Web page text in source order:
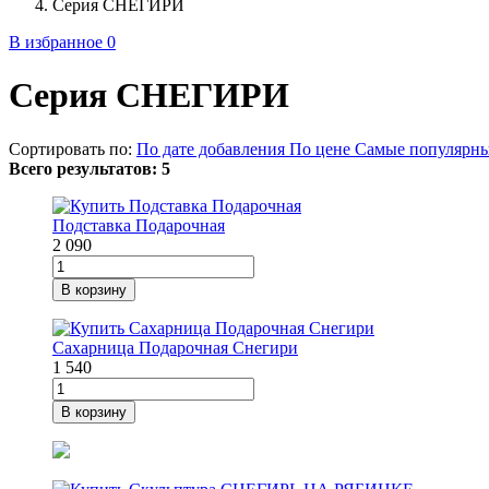
Серия СНЕГИРИ
В избранное 0
Серия СНЕГИРИ
Сортировать по: По дате добавления По цене Самые
Всего результатов: 5
Подставка Подарочная
2 090
В корзину
Сахарница Подарочная Снегири
1 540
В корзину